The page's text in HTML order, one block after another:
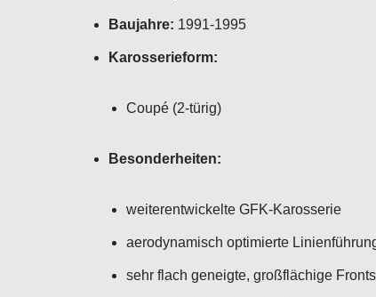
Baujahre: 1991-1995
Karosserieform:
Coupé (2-türig)
Besonderheiten:
weiterentwickelte GFK-Karosserie
aerodynamisch optimierte
sehr flach geneigte, großflächige